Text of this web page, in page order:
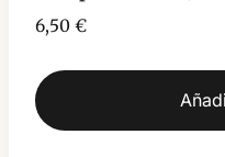
6,50 €